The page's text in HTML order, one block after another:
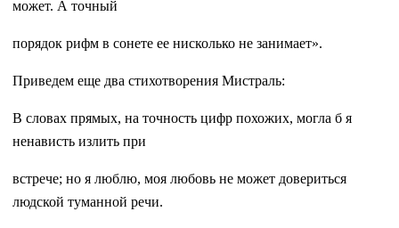
может. А точный
порядок рифм в сонете ее нисколько не занимает».
Приведем еще два стихотворения Мистраль:
В словах прямых, на точность цифр похожих, могла б я
ненависть излить при
встрече; но я люблю, моя любовь не может довериться
людской туманной речи.